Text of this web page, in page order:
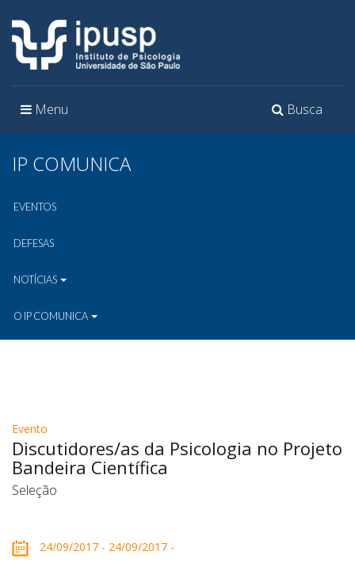
Toggle
Busca
Toggle
Menu
IP COMUNICA
EVENTOS
DEFESAS
NOTÍCIAS
O IP COMUNICA
Evento
Discutidores/as da Psicologia no Projeto
Bandeira Científica
Seleção
24/09/2017 - 24/09/2017 -